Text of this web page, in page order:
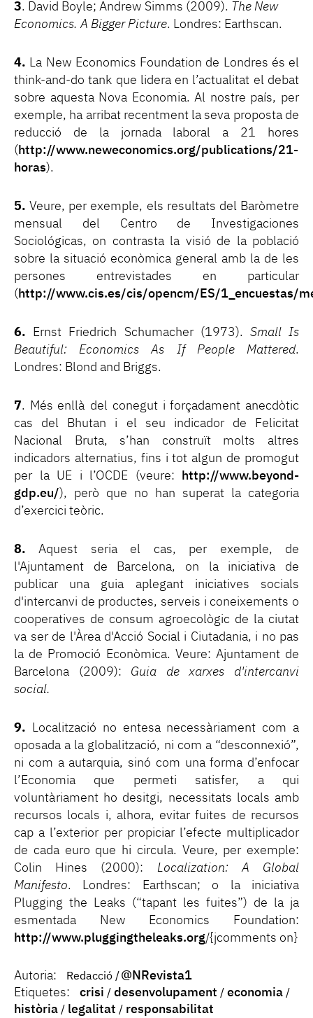
3. David Boyle; Andrew Simms (2009). The New
Economics. A Bigger Picture. Londres: Earthscan.
4. La New Economics Foundation de Londres és el
think-and-do tank que lidera en l’actualitat el debat
sobre aquesta Nova Economia. Al nostre país, per
exemple, ha arribat recentment la seva proposta de
reducció de la jornada laboral a 21 hores
( http://www.neweconomics.org/publications/21-
horas).
5. Veure, per exemple, els resultats del Baròmetre
mensual del Centro de Investigaciones
Sociológicas, on contrasta la visió de la població
sobre la situació econòmica general amb la de les
persones entrevistades en particular
( http://www.cis.es/cis/opencm/ES/1_encuestas/
6. Ernst Friedrich Schumacher (1973). Small Is
Beautiful: Economics As If People Mattered.
Londres: Blond and Briggs.
7. Més enllà del conegut i forçadament anecdòtic
cas del Bhutan i el seu indicador de Felicitat
Nacional Bruta, s’han construït molts altres
indicadors alternatius, fins i tot algun de promogut
per la UE i l’OCDE (veure:
http://www.beyond-
gdp.eu/ ), però que no han superat la categoria
d’exercici teòric.
8. Aquest seria el cas, per exemple, de
l'Ajuntament de Barcelona, on la iniciativa de
publicar una guia aplegant iniciatives socials
d'intercanvi de productes, serveis i coneixements o
cooperatives de consum agroecològic de la ciutat
va ser de l'Àrea d'Acció Social i Ciutadania, i no pas
la de Promoció Econòmica. Veure: Ajuntament de
Barcelona (2009): Guia de xarxes d'intercanvi
social.
9. Localització no entesa necessàriament com a
oposada a la globalització, ni com a “desconnexió”,
ni com a autarquia, sinó com una forma d’enfocar
l’Economia que permeti satisfer, a qui
voluntàriament ho desitgi, necessitats locals amb
recursos locals i, alhora, evitar fuites de recursos
cap a l’exterior per propiciar l’efecte multiplicador
de cada euro que hi circula. Veure, per exemple:
Colin Hines (2000): Localization: A Global
Manifesto. Londres: Earthscan; o la iniciativa
Plugging the Leaks (“tapant les fuites”) de la ja
esmentada New Economics Foundation:
http://www.pluggingtheleaks.org/{jcomments on}
Autoria: Redacció
@NRevista1
Etiquetes:
crisi desenvolupament
economia
història
legalitat responsabilitat